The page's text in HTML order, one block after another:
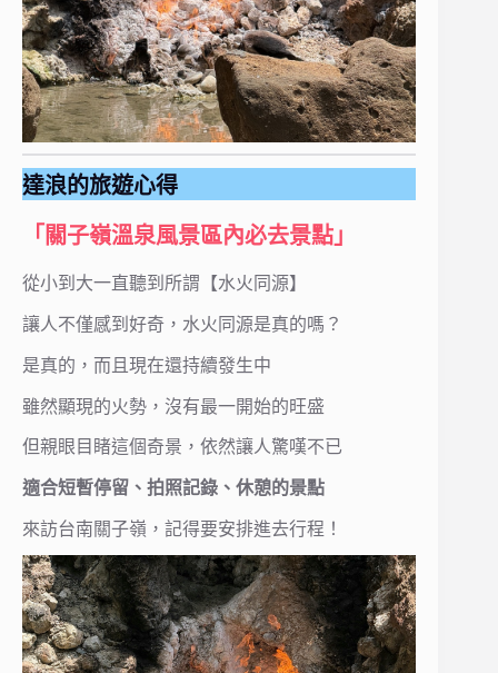
達浪的旅遊心得
「關子嶺溫泉風景區內必去景點」
從小到大一直聽到所謂【水火同源】
讓人不僅感到好奇，水火同源是真的嗎？
是真的，而且現在還持續發生中
雖然顯現的火勢，沒有最一開始的旺盛
但親眼目睹這個奇景，依然讓人驚嘆不已
適合短暫停留、拍照記錄、休憩的景點
來訪台南關子嶺，記得要安排進去行程！